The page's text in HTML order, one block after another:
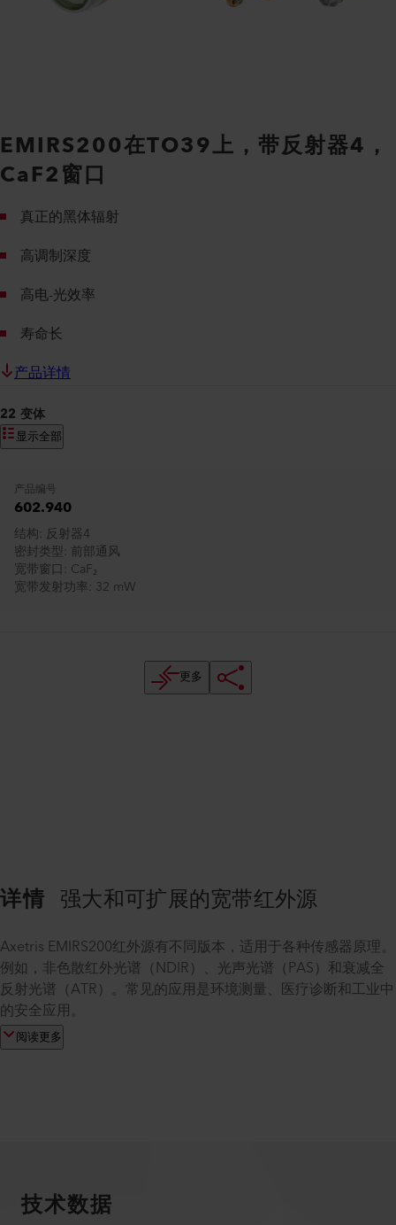
EMIRS200在TO39上，带反射器4，
CaF2窗口
真正的黑体辐射
高调制深度
高电-光效率
寿命长
产品详情
22 变体
显示全部
产品编号
602.940
结构 反射器4
密封类型 前部通风
宽带窗口 CaF₂
宽带发射功率 32 mW
更多
详情 强大和可扩展的宽带红外源
Axetris EMIRS200红外源有不同版本，适用于各种传感器原理。
例如，非色散红外光谱（NDIR）、光声光谱（PAS）和衰减全
反射光谱（ATR）。常见的应用是环境测量、医疗诊断和工业中
的安全应用。
阅读更多
技术数据